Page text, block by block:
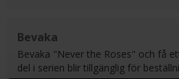
Bevaka
Bevaka "Never the Roses" och få
del i serien blir tillgänglig för